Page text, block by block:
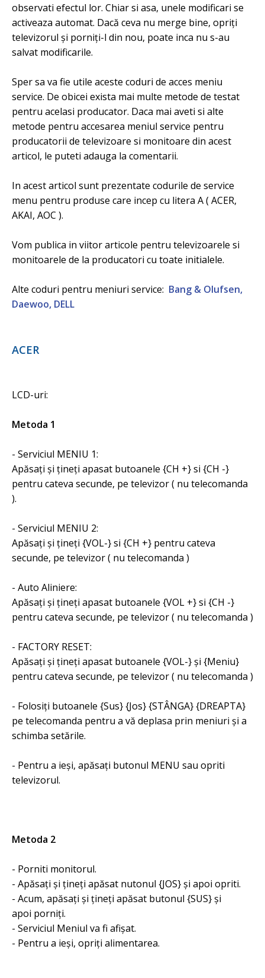
observati efectul lor. Chiar si asa, unele modificari se
activeaza automat. Dacă ceva nu merge bine, opriți
televizorul și porniți-l din nou, poate inca nu s-au
salvat modificarile.
Sper sa va fie utile aceste coduri de acces meniu
service. De obicei exista mai multe metode de testat
pentru acelasi producator. Daca mai aveti si alte
metode pentru accesarea meniul service pentru
producatorii de televizoare si monitoare din acest
articol, le puteti adauga la comentarii.
In acest articol sunt prezentate codurile de service
menu pentru produse care incep cu litera A ( ACER,
AKAI, AOC ).
Vom publica in viitor articole pentru televizoarele si
monitoarele de la producatori cu toate initialele.
Alte coduri pentru meniuri service: Bang & Olufsen,
Daewoo, DELL
ACER
LCD-uri:
Metoda 1
- Serviciul MENIU 1:
Apăsați și țineți apasat butoanele {CH +} si {CH -}
pentru cateva secunde, pe televizor ( nu telecomanda
).
- Serviciul MENIU 2:
Apăsați și țineți {VOL-} si {CH +} pentru cateva
secunde, pe televizor ( nu telecomanda )
- Auto Aliniere:
Apăsați și țineți apasat butoanele {VOL ​​+} si {CH -}
pentru cateva secunde, pe televizor ( nu telecomanda )
- FACTORY RESET:
Apăsați și țineți apasat butoanele {VOL-} și {Meniu}
pentru cateva secunde, pe televizor ( nu telecomanda )
- Folosiți butoanele {Sus} {Jos} {STÂNGA} {DREAPTA}
pe telecomanda pentru a vă deplasa prin meniuri și a
schimba setările.
- Pentru a ieși, apăsați butonul MENU sau opriti
televizorul.
Metoda 2
- Porniti monitorul.
- Apăsați și țineți apăsat nutonul {JOS} și apoi opriti.
- Acum, apăsați și țineți apăsat butonul {SUS} și
apoi porniți.
- Serviciul Meniul va fi afișat.
- Pentru a ieși, opriți alimentarea.